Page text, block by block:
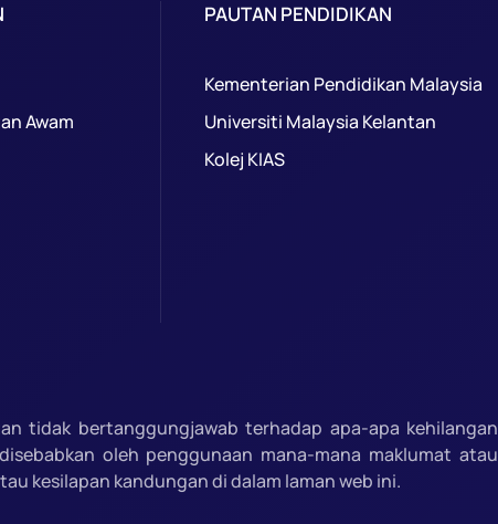
Awam
PAUTAN PENDIDIKAN
Kementerian Pendidikan Malaysia
Universiti Malaysia Kelantan
Kolej KIAS
tidak bertanggungjawab terhadap apa-apa kehilangan
oleh penggunaan mana-mana maklumat atau
kesilapan kandungan di dalam laman web ini.